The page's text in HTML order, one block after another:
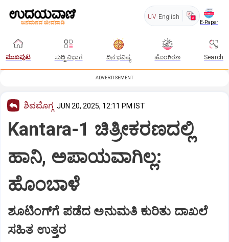
UV English
E-Paper
ಮುಖಪುಟ ಸುದ್ದಿ ವಿಭಾಗ ದಿನ ಭವಿಷ್ಯ ಹೊಂಗಿರಣ Search
ADVERTISEMENT
ಶಿವಮೊಗ್ಗ JUN 20, 2025, 12:11 PM IST
Kantara-1 ಚಿತ್ರೀಕರಣದಲ್ಲಿ
ಹಾನಿ, ಅಪಾಯವಾಗಿಲ್ಲ:
ಹೊಂಬಾಳೆ
ಶೂಟಿಂಗ್‌ಗೆ ಪಡೆದ ಅನುಮತಿ ಕುರಿತು ದಾಖಲೆ
ಸಹಿತ ಉತ್ತರ